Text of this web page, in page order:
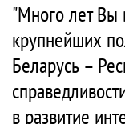
"Много лет Вы
крупнейших
Беларусь –
в развитие